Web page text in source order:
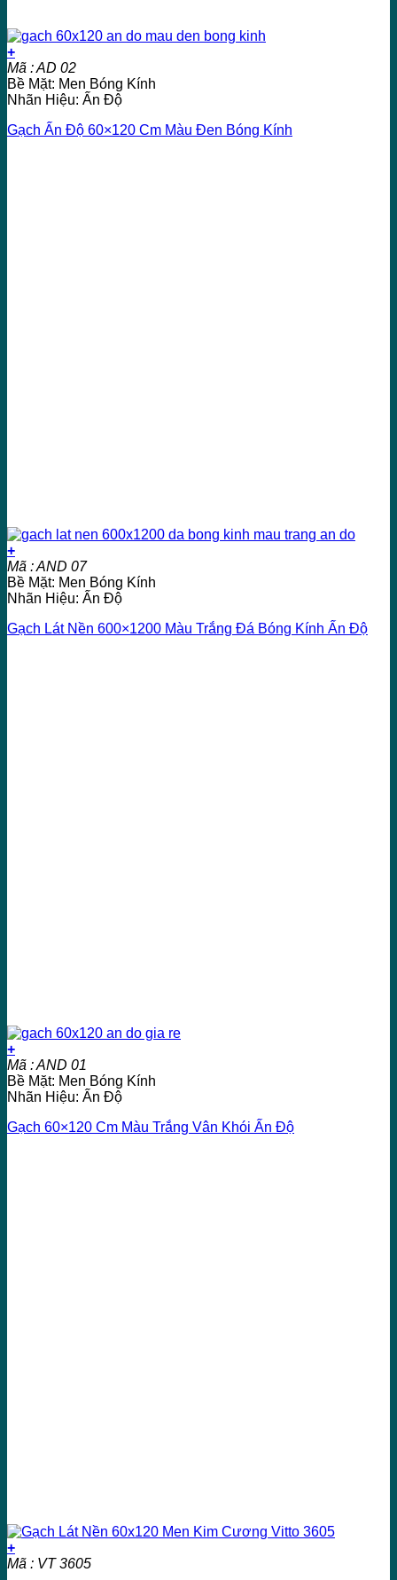
+
Mã : AD 02
Bề Mặt: Men Bóng Kính
Nhãn Hiệu: Ấn Độ
Gạch Ấn Độ 60×120 Cm Màu Đen Bóng Kính
+
Mã : AND 07
Bề Mặt: Men Bóng Kính
Nhãn Hiệu: Ấn Độ
Gạch Lát Nền 600×1200 Màu Trắng Đá Bóng Kính Ấn Độ
+
Mã : AND 01
Bề Mặt: Men Bóng Kính
Nhãn Hiệu: Ấn Độ
Gạch 60×120 Cm Màu Trắng Vân Khói Ấn Độ
+
Mã : VT 3605